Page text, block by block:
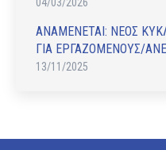
ΑΝAΜΕΝΕΤΑΙ: ΝΕΟΣ
ΓΙΑ ΕΡΓΑΖΟΜΕΝΟΥΣ/
13/11/2025